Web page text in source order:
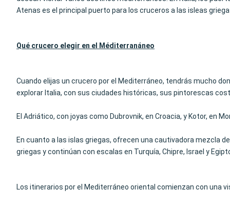
Atenas es el principal puerto para los cruceros a las isleas
Qué crucero elegir en el Méditerranáneo
Cuando elijas un crucero por el Mediterráneo, tendrás mucho
explorar Italia, con sus ciudades históricas, sus pintorescas
El Adriático, con joyas como Dubrovnik, en Croacia, y Kotor, en
En cuanto a las islas griegas, ofrecen una cautivadora mezcla
griegas y continúan con escalas en Turquía, Chipre, Israel y
Los itinerarios por el Mediterráneo oriental comienzan con una